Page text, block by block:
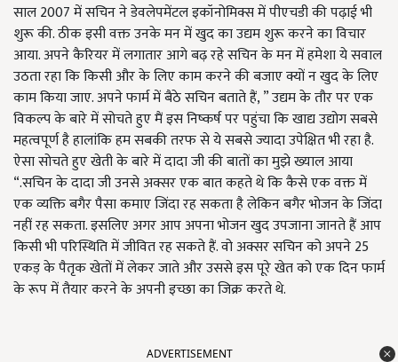
साल 2007 में सचिन ने डेवलेपमेंटल इकॉनोमिक्स में पीएचडी की पढ़ाई भी
शुरू की. ठीक इसी वक्त उनके मन में खुद का उद्यम शुरू करने का विचार
आया. अपने कैरियर में लगातार आगे बढ़ रहे सचिन के मन में हमेशा ये सवाल
उठता रहा कि किसी और के लिए काम करने की बजाए क्यों न खुद के लिए
काम किया जाए. अपने फार्म में बैठे सचिन बताते हैं, ” उद्यम के तौर पर एक
विकल्प के बारे में सोचते हुए मैं इस निष्कर्ष पर पहुंचा कि खाद्य उद्योग सबसे
महत्वपूर्ण है हालांकि हम सबकी तरफ से ये सबसे ज्यादा उपेक्षित भी रहा है.
ऐसा सोचते हुए खेती के बारे में दादा जी की बातों का मुझे ख्याल आया
“.सचिन के दादा जी उनसे अक्सर एक बात कहते थे कि कैसे एक वक्त में
एक व्यक्ति बगैर पैसा कमाए जिंदा रह सकता है लेकिन बगैर भोजन के जिंदा
नहीं रह सकता. इसलिए अगर आप अपना भोजन खुद उपजाना जानते हैं आप
किसी भी परिस्थिति में जीवित रह सकते हैं. वो अक्सर सचिन को अपने 25
एकड़ के पैतृक खेतों में लेकर जाते और उससे इस पूरे खेत को एक दिन फार्म
के रूप में तैयार करने के अपनी इच्छा का जिक्र करते थे.
ADVERTISEMENT